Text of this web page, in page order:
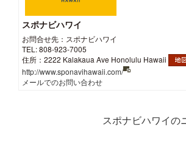
スポナビハワイ
お問合せ先：スポナビハワイ
TEL: 808-923-7005
住所：2222 Kalakaua Ave Honolulu Hawaii
http://www.sponavihawaii.com/
メールでのお問い合わせ
スポナビハワイの